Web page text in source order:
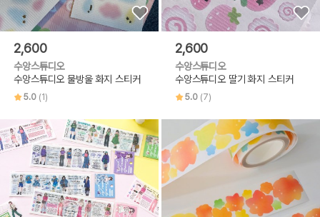
2,600
수앙스튜디오
수앙스튜디오 물방울 화지 스티커
5.0 (1)
2,600
수앙스튜디오
수앙스튜디오 딸기 화지 스티커
5.0 (7)